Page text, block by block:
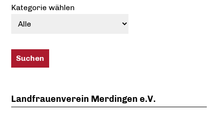
Kategorie wählen
Landfrauenverein Merdingen e.V.